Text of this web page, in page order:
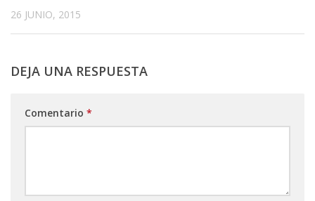
26 JUNIO, 2015
DEJA UNA RESPUESTA
Comentario *